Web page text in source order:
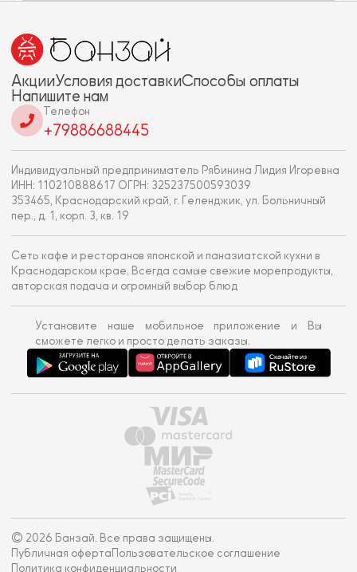
АкцииУсловия доставкиСпособы оплаты
Напишите нам
Телефон
+79886688445
Индивидуальный предприниматель Рябинина Лидия Игоревна
ИНН: 110210888617 ОГРН: 325237500593039
353465, Краснодарский край, г. Геленджик, ул. Больничный
пер., д. 1, корп. 3, кв. 19
Сеть кафе и ресторанов японской и паназиатской кухни в
Краснодарском крае. Всегда самые свежие морепродукты,
авторская подача и огромный выбор блюд
Установите наше мобильное приложение и Вы
сможете легко и просто делать заказы.
© 2026 Банзай. Все права защищены.
Публичная оферта Пользовательское соглашение
Политика конфиденциальности